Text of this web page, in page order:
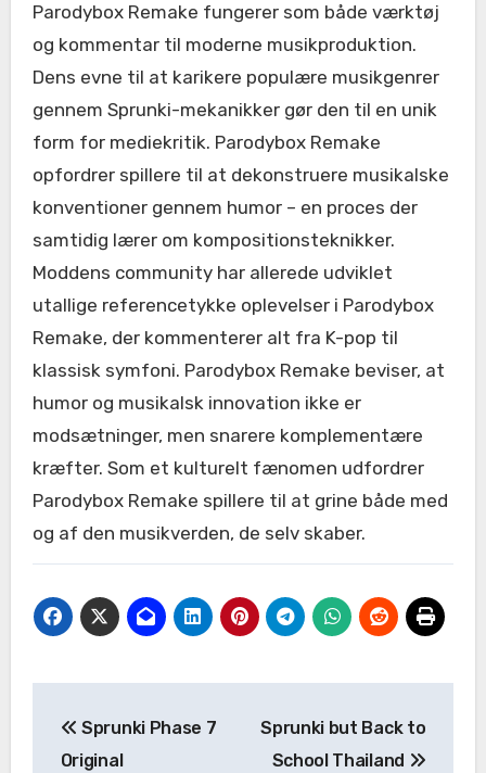
Parodybox Remake fungerer som både værktøj
og kommentar til moderne musikproduktion.
Dens evne til at karikere populære musikgenrer
gennem Sprunki-mekanikker gør den til en unik
form for mediekritik. Parodybox Remake
opfordrer spillere til at dekonstruere musikalske
konventioner gennem humor – en proces der
samtidig lærer om kompositionsteknikker.
Moddens community har allerede udviklet
utallige referencetykke oplevelser i Parodybox
Remake, der kommenterer alt fra K-pop til
klassisk symfoni. Parodybox Remake beviser, at
humor og musikalsk innovation ikke er
modsætninger, men snarere komplementære
kræfter. Som et kulturelt fænomen udfordrer
Parodybox Remake spillere til at grine både med
og af den musikverden, de selv skaber.
navigation
Sprunki Phase 7
Original
Sprunki but Back to
School Thailand